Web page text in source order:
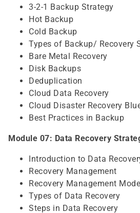
3-2-1 Backup Strategy
Hot Backup
Cold Backup
Types of Backup/ Recovery
Bare Metal Recovery
Disk Backups
Deduplication
Cloud Data Recovery
Cloud Disaster Recovery
Best Practices in Backup
Module 07: Data Recovery
Introduction to Data
Recovery Management
Recovery Management
Types of Data Recovery
Steps in Data Recovery